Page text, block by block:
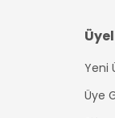
Yeni
Üye